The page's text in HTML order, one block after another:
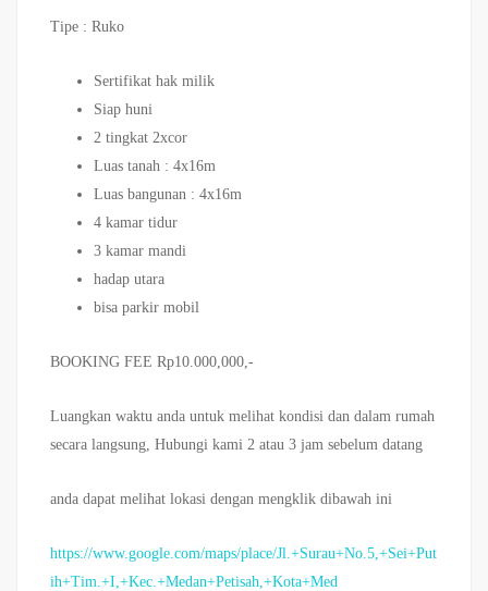
Tipe : Ruko
Sertifikat hak milik
Siap huni
2 tingkat 2xcor
Luas tanah : 4x16m
Luas bangunan : 4x16m
4 kamar tidur
3 kamar mandi
hadap utara
bisa parkir mobil
BOOKING FEE Rp10.000,000,-
Luangkan waktu anda untuk melihat kondisi dan dalam rumah
secara langsung, Hubungi kami 2 atau 3 jam sebelum datang
anda dapat melihat lokasi dengan mengklik dibawah ini
https://www.google.com/maps/place/Jl.+Surau+No.5,+Sei+Put
ih+Tim.+I,+Kec.+Medan+Petisah,+Kota+Med